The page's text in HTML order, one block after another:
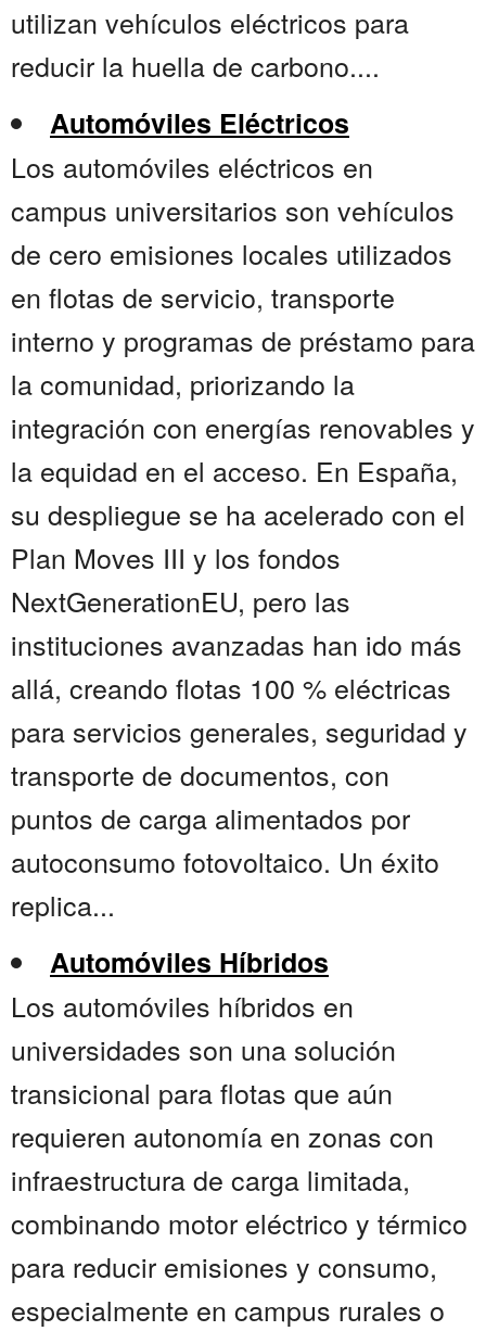
utilizan vehículos eléctricos para
reducir la huella de carbono....
Automóviles Eléctricos
Los automóviles eléctricos en
campus universitarios son vehículos
de cero emisiones locales utilizados
en flotas de servicio, transporte
interno y programas de préstamo para
la comunidad, priorizando la
integración con energías renovables y
la equidad en el acceso. En España,
su despliegue se ha acelerado con el
Plan Moves III y los fondos
NextGenerationEU, pero las
instituciones avanzadas han ido más
allá, creando flotas 100 % eléctricas
para servicios generales, seguridad y
transporte de documentos, con
puntos de carga alimentados por
autoconsumo fotovoltaico. Un éxito
replica...
Automóviles Híbridos
Los automóviles híbridos en
universidades son una solución
transicional para flotas que aún
requieren autonomía en zonas con
infraestructura de carga limitada,
combinando motor eléctrico y térmico
para reducir emisiones y consumo,
especialmente en campus rurales o